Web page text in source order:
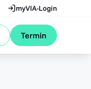
myVIA-Login
Termin